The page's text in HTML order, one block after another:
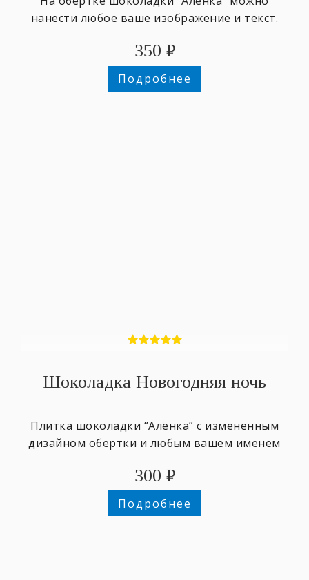
нанести любое ваше изображение и текст.
350 ₽
Подробнее
Шоколадка Новогодняя ночь
Плитка шоколадки “Алёнка” с измененным
дизайном обертки и любым вашем именем
300 ₽
Подробнее